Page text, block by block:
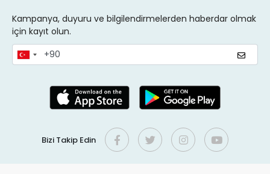
Kampanya, duyuru ve bilgilendirmelerden haberdar olmak
için kayıt olun.
Bizi Takip Edin